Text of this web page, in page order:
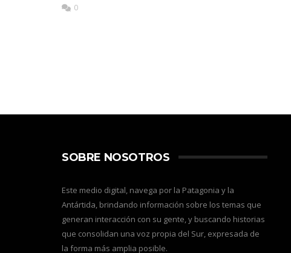
0
SOBRE NOSOTROS
Este medio digital, navega por la Patagonia y la
Antártida, brindando información sobre los temas que
generan interacción con su gente, y buscando historias
que consolidan una voz propia del Sur, expresada de
la forma más amplia posible.